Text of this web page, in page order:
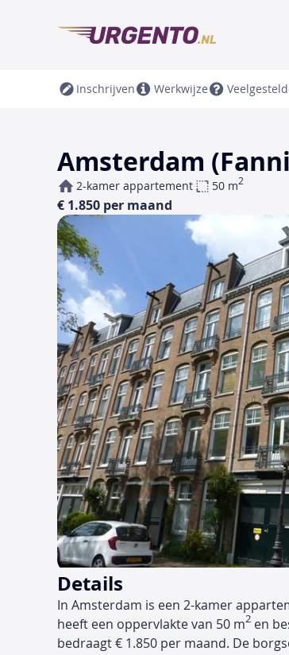
Inschrijven Werkwijze
Amsterdam
2-kamer appartement 50 m2
€ 1.850 per maand
Details
In Amsterdam is een 2-kamer
heeft een oppervlakte van 50 m2 en
bedraagt € 1.850 per maand. De